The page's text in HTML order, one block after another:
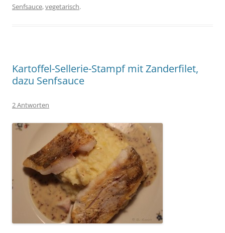
Senfsauce,vegetarisch.
Kartoffel-Sellerie-Stampf mit Zanderfilet,
dazu Senfsauce
2 Antworten